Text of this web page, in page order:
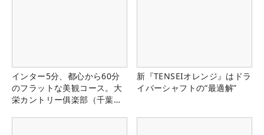
インター5分、都心から60分
のフラットな美観コース。大
栄カントリー俱楽部（千葉
新『TENSEIオレンジ』はドラ
イバーシャフトの“最適解”